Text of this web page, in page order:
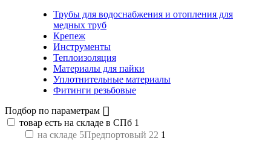
Трубы для водоснабжения и отопления для
медных труб
Крепеж
Инструменты
Теплоизоляция
Материалы для пайки
Уплотнительные материалы
Фитинги резьбовые
Подбор по параметрам
товар есть на складе в СПб 1
на складе 5Предпортовый 22 1